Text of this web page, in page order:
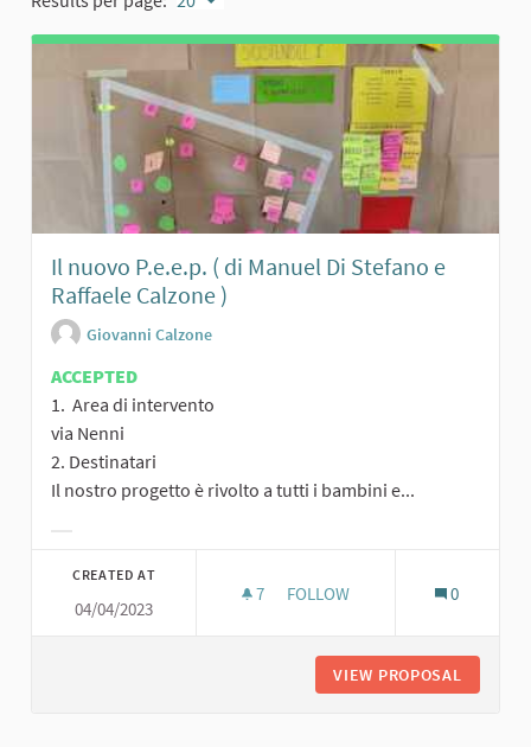
Il nuovo P.e.e.p. ( di Manuel Di Stefano e
Raffaele Calzone )
Giovanni Calzone
ACCEPTED
1. Area di intervento
via Nenni
2. Destinatari
Il nostro progetto è rivolto a tutti i bambini e...
CREATED AT
04/04/2023
7 7 FOLLOWERS
FOLLOW 0
VIEW PROPOSAL